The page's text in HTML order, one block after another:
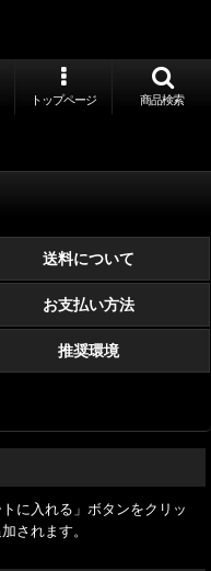
トップページ 商品検索
送料について
お支払い方法
推奨環境
に入れる」ボタンをクリッ
されます。